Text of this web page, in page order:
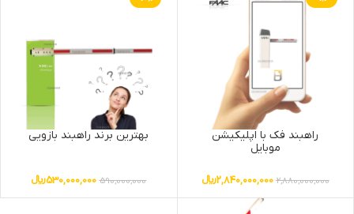
راهبند فک با اپلیکیشن
موبایل
2,880,000,000
2,840,000,000﷼
بهترین برند راهبند بازویی
590,000,000
530,000,000﷼